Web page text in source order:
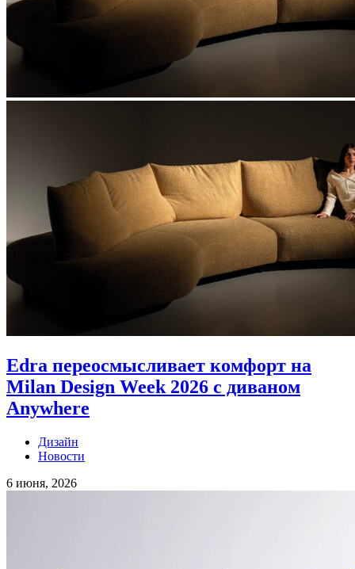
Edra переосмысливает комфорт на
Milan Design Week 2026 с диваном
Anywhere
Дизайн
Новости
6 июня, 2026